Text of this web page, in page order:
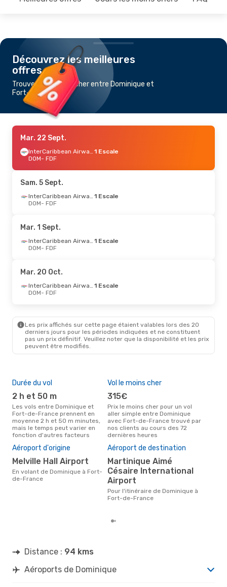
Découvrez les meilleures
offres
Trouvez un vol pas cher entre Dominique et
Fort-de-France
Mar. 22 Sept.
InterCaribbean Airways 1 Escale
DOM- FDF
Sam. 5 Sept.
InterCaribbean Airways 1 Escale
DOM- FDF
Mar. 1 Sept.
InterCaribbean Airways 1 Escale
DOM- FDF
Mar. 20 Oct.
InterCaribbean Airways 1 Escale
DOM- FDF
Les prix affichés sur cette page étaient valables lors des 20
derniers jours pour les périodes indiquées et ne constituent
pas un prix définitif. Veuillez noter que la disponibilité et les prix
peuvent être modifiés.
Durée du vol
2 h et 50 m
Les vols entre Dominique et
Fort-de-France prennent en
moyenne 2 h et 50 m minutes,
mais le temps peut varier en
fonction d'autres facteurs
Vol le moins cher
315€
Prix le moins cher pour un vol
aller simple entre Dominique
avec Fort-de-France trouvé par
nos clients au cours des 72
dernières heures
Aéroport d'origine
Melville Hall Airport
En volant de Dominique à Fort-
de-France
Aéroport de destination
Martinique Aimé
Césaire International
Airport
Pour l'itinéraire de Dominique à
Fort-de-France
Distance : 94 kms
Aéroports de Dominique